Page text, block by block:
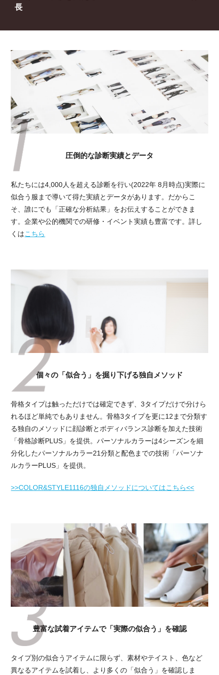
長
圧倒的な診断実績とデータ
私たちには4,000人を超える診断を行い(2022年 8月時点)実際に
似合う服まで導いて得た実績とデータがあります。だからこ
そ、誰にでも「正確な分析結果」をお伝えすることができま
す。企業や公的機関での研修・イベント実績も豊富です。詳し
くはこちら
個々の「似合う」を掘り下げる独自メソッド
骨格タイプは触っただけでは確定できず、3タイプだけで分けら
れるほど単純でもありません。骨格3タイプを更に12まで分類す
る独自のメソッドに顔診断とボディバランス診断を加えた技術
「骨格診断PLUS」を提供。パーソナルカラーは4シーズンを細
分化したパーソナルカラー21分類と配色までの技術「パーソナ
ルカラーPLUS」を提供。
>>COLOR&STYLE1116の独自メソッドについてはこちら<<
豊富な試着アイテムで「実際の似合う」を確認
タイプ別の似合うアイテムに限らず、素材やテイスト、色など
異なるアイテムを試着し、より多くの「似合う」を確認しま